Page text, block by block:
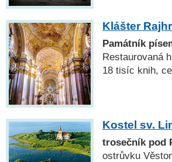
Klášter
Památník
Restaurovaná
18 tisíc knih,
Kostel sv.
trosečník pod
ostrůvku